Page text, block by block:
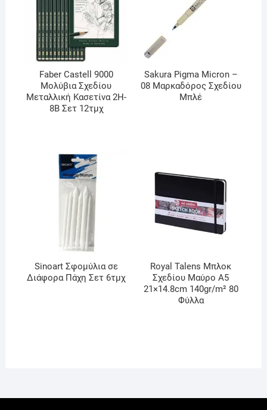
Faber Castell 9000
Μολύβια Σχεδίου
Μεταλλική Κασετίνα 2H-
8B Σετ 12τμχ
Sakura Pigma Micron –
08 Μαρκαδόρος Σχεδίου
Μπλέ
Sinoart Σφομύλια σε
Διάφορα Πάχη Σετ 6τμχ
Royal Talens Μπλοκ
Σχεδίου Μαύρο Α5
21×14.8cm 140gr/m² 80
Φύλλα